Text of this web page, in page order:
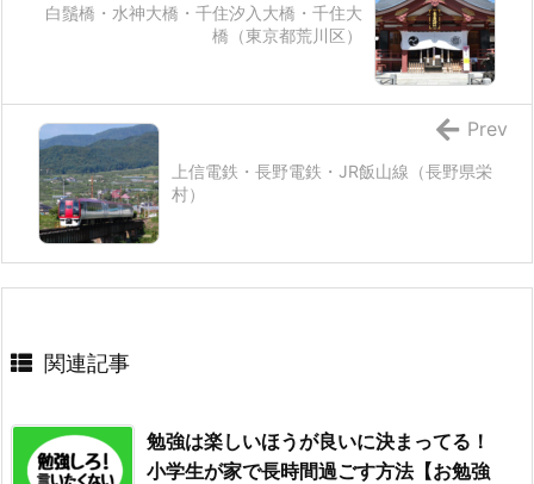
白鬚橋・水神大橋・千住汐入大橋・千住大
橋（東京都荒川区）
上信電鉄・長野電鉄・JR飯山線（長野県栄
村）
Prev
関連記事
勉強は楽しいほうが良いに決まってる！
小学生が家で長時間過ごす方法【お勉強